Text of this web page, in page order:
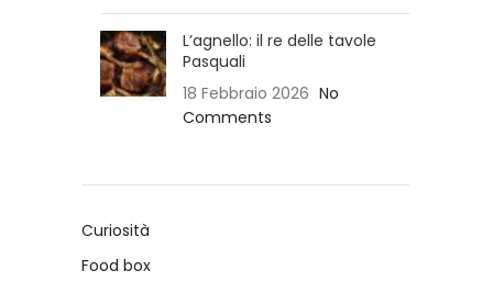
L’agnello: il re delle tavole
Pasquali
18 Febbraio 2026 No
Comments
Curiosità
Food box